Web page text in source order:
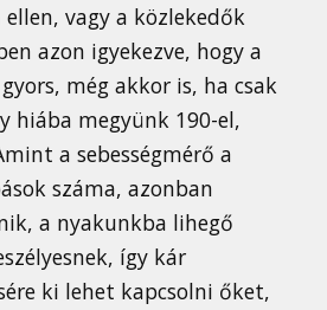
vagy a közlekedők
azon igyekezve, hogy a
még akkor is, ha csak
hiába megyünk 190-el,
a sebességmérő a
száma, azonban
a nyakunkba lihegő
így kár
ki lehet kapcsolni őket,